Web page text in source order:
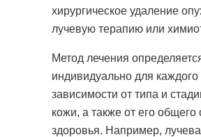
хирургическое удаление
лучевую терапию или
Метод лечения
индивидуально для каждого
зависимости от типа и
кожи, а также от его общего
здоровья. Например,